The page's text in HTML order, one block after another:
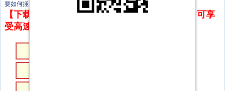
要如何拯救微微？层层谜题只待观众一一解开。
【下载地址】本站专属下载器：点击下方链接 即可享
受高速下载和在线播放 专治迅雷无法下载